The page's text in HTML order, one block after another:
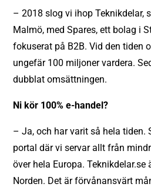
– 2018 slog vi ihop Teknikdelar,
Malmö, med Spares, ett bolag i
fokuserat på B2B. Vid den tiden
ungefär 100 miljoner vardera.
dubblat omsättningen.
Ni kör 100% e-handel?
– Ja, och har varit så hela tiden.
portal där vi servar allt från
över hela Europa. Teknikdelar.se
Norden. Det är förvånansvärt